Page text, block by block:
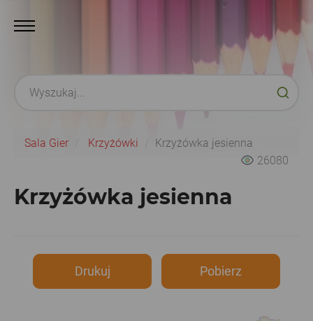
Sala Gier Krzyżówki
Krzyżówka jesienna
26080
Krzyżówka jesienna
Drukuj Pobierz